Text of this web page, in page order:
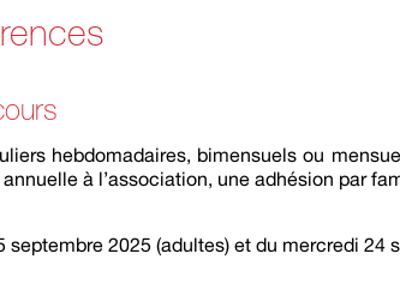
hebdomadaires, bimensuels ou
à l’association, une adhésion par
2025 (adultes) et du mercredi 24